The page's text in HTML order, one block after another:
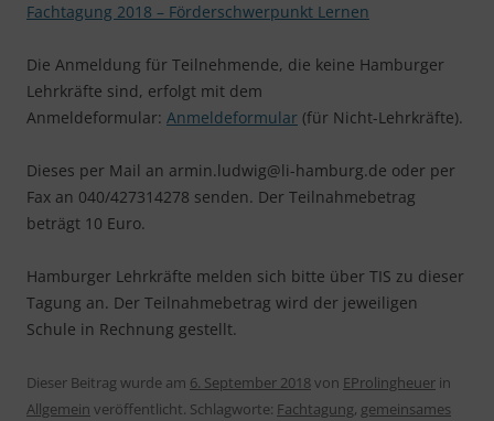
Fachtagung 2018 – Förderschwerpunkt Lernen
Die Anmeldung für Teilnehmende, die keine Hamburger
Lehrkräfte sind, erfolgt mit dem
Anmeldeformular: Anmeldeformular (für Nicht-Lehrkräfte).
Dieses per Mail an armin.ludwig@li-hamburg.de oder per
Fax an 040/427314278 senden. Der Teilnahmebetrag
beträgt 10 Euro.
Hamburger Lehrkräfte melden sich bitte über TIS zu dieser
Tagung an. Der Teilnahmebetrag wird der jeweiligen
Schule in Rechnung gestellt.
Dieser Beitrag wurde am 6. September 2018von EProlingheuer in
Allgemein veröffentlicht. Schlagworte: Fachtagung, gemeinsames